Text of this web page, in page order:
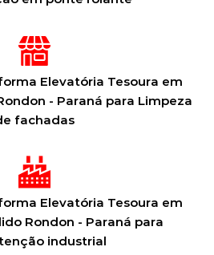
Elevatória Tesoura em
- Paraná para Limpeza
fachadas
Elevatória Tesoura em
Rondon - Paraná para
industrial